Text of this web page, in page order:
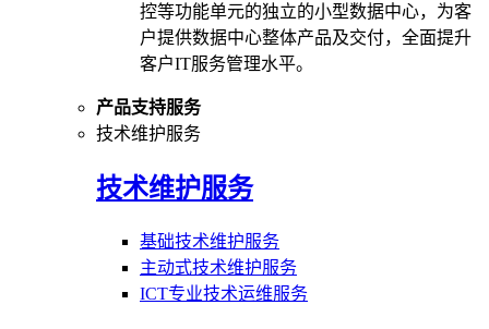
控等功能单元的独立的小型数据中心，为客
户提供数据中心整体产品及交付，全面提升
客户IT服务管理水平。
产品支持服务
技术维护服务
技术维护服务
基础技术维护服务
主动式技术维护服务
ICT专业技术运维服务